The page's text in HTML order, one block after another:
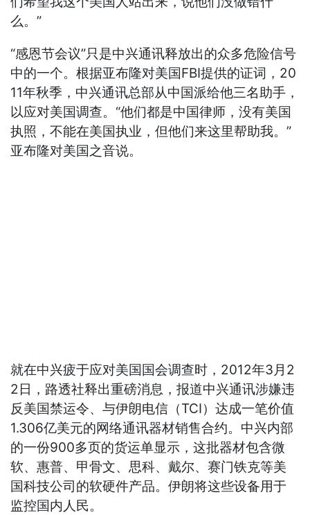
么。”
“感恩节会议”只是中兴通讯释放出的众多危险信号
中的一个。根据亚布隆对美国FBI提供的证词，20
11年秋季，中兴通讯总部从中国派给他三名助手，
以应对美国调查。“他们都是中国律师，没有美国
执照，不能在美国执业，但他们来这里帮助我。”
亚布隆对美国之音说。
就在中兴疲于应对美国国会调查时，2012年3月2
2日，路透社释出重磅消息，报道中兴通讯涉嫌违
反美国禁运令、与伊朗电信（TCI）达成一笔价值
1.306亿美元的网络通讯器材销售合约。中兴内部
的一份900多页的货运单显示，这批器材包含微
软、惠普、甲骨文、思科、戴尔、赛门铁克等美
国科技公司的软硬件产品。伊朗将这些设备用于
监控国内人民。